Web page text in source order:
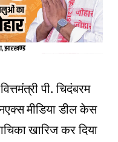
पी. चिदंबरम
मीडिया डील केस
खारिज कर दिया